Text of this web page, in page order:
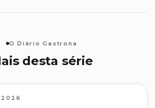
O Diário Gastrona
desta série